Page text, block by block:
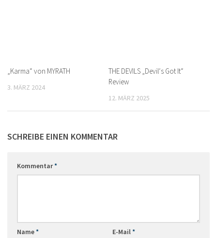
„Karma“ von MYRATH
3. MÄRZ 2024
THE DEVILS „Devil‘s Got It“
Review
12. MÄRZ 2025
SCHREIBE EINEN KOMMENTAR
Kommentar*
Name* E-Mail*